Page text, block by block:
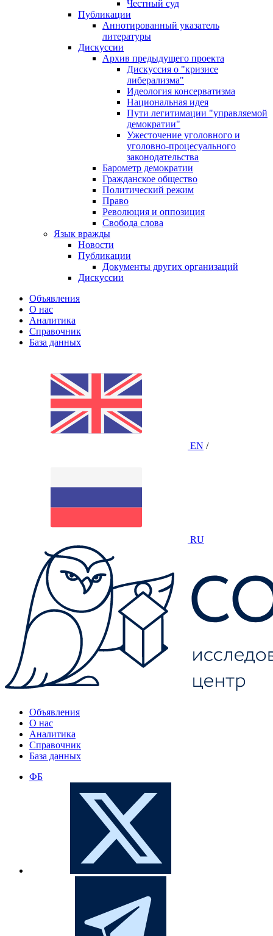
Честный суд
Публикации
Аннотированный указатель
литературы
Дискуссии
Архив предыдущего проекта
Дискуссия о "кризисе
либерализма"
Идеология консерватизма
Национальная идея
Пути легитимации "управляемой
демократии"
Ужесточение уголовного и
уголовно-процесуального
законодательства
Барометр демократии
Гражданское общество
Политический режим
Право
Революция и оппозиция
Свобода слова
Язык вражды
Новости
Публикации
Документы других организаций
Дискуссии
Объявления
О нас
Аналитика
Справочник
База данных
EN /
RU
Объявления
О нас
Аналитика
Справочник
База данных
ФБ